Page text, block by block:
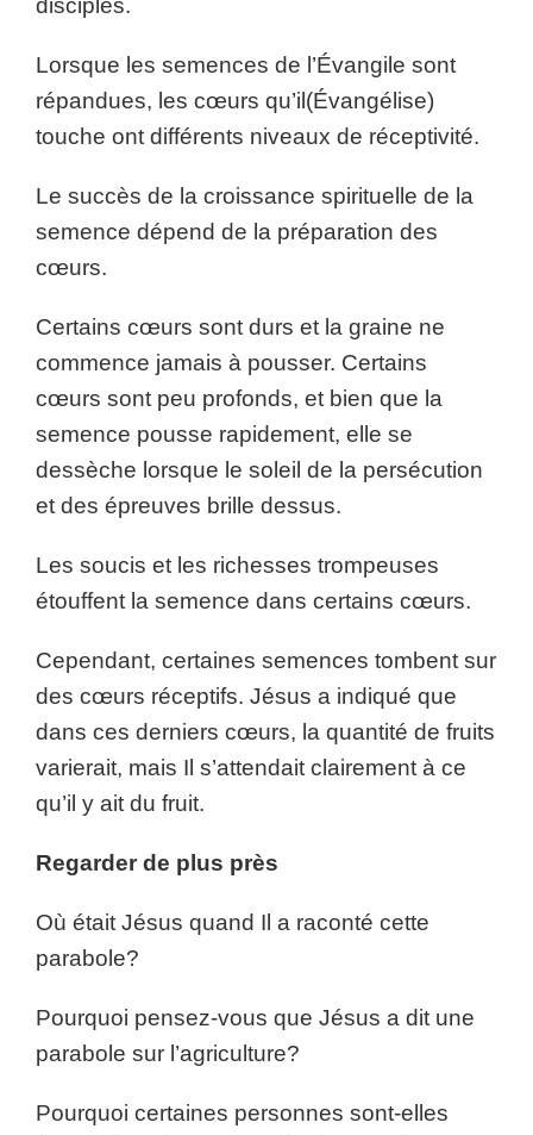
disciples.
Lorsque les semences de l’Évangile sont
répandues, les cœurs qu’il(Évangélise)
touche ont différents niveaux de réceptivité.
Le succès de la croissance spirituelle de la
semence dépend de la préparation des
cœurs.
Certains cœurs sont durs et la graine ne
commence jamais à pousser. Certains
cœurs sont peu profonds, et bien que la
semence pousse rapidement, elle se
dessèche lorsque le soleil de la persécution
et des épreuves brille dessus.
Les soucis et les richesses trompeuses
étouffent la semence dans certains cœurs.
Cependant, certaines semences tombent sur
des cœurs réceptifs. Jésus a indiqué que
dans ces derniers cœurs, la quantité de fruits
varierait, mais Il s’attendait clairement à ce
qu’il y ait du fruit.
Regarder de plus près
Où était Jésus quand Il a raconté cette
parabole?
Pourquoi pensez-vous que Jésus a dit une
parabole sur l’agriculture?
Pourquoi certaines personnes sont-elles